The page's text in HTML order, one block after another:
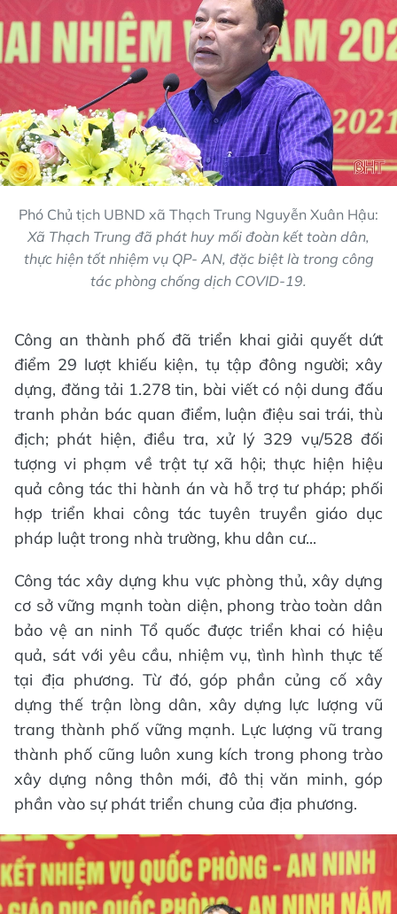
Phó Chủ tịch UBND xã Thạch Trung Nguyễn Xuân Hậu:
Xã Thạch Trung đã phát huy mối đoàn kết toàn dân,
thực hiện tốt nhiệm vụ QP- AN, đặc biệt là trong công
tác phòng chống dịch COVID-19.
Công an thành phố đã triển khai giải quyết dứt
điểm 29 lượt khiếu kiện, tụ tập đông người; xây
dựng, đăng tải 1.278 tin, bài viết có nội dung đấu
tranh phản bác quan điểm, luận điệu sai trái, thù
địch; phát hiện, điều tra, xử lý 329 vụ/528 đối
tượng vi phạm về trật tự xã hội; thực hiện hiệu
quả công tác thi hành án và hỗ trợ tư pháp; phối
hợp triển khai công tác tuyên truyền giáo dục
pháp luật trong nhà trường, khu dân cư...
Công tác xây dựng khu vực phòng thủ, xây dựng
cơ sở vững mạnh toàn diện, phong trào toàn dân
bảo vệ an ninh Tổ quốc được triển khai có hiệu
quả, sát với yêu cầu, nhiệm vụ, tình hình thực tế
tại địa phương. Từ đó, góp phần củng cố xây
dựng thế trận lòng dân, xây dựng lực lượng vũ
trang thành phố vững mạnh. Lực lượng vũ trang
thành phố cũng luôn xung kích trong phong trào
xây dựng nông thôn mới, đô thị văn minh, góp
phần vào sự phát triển chung của địa phương.